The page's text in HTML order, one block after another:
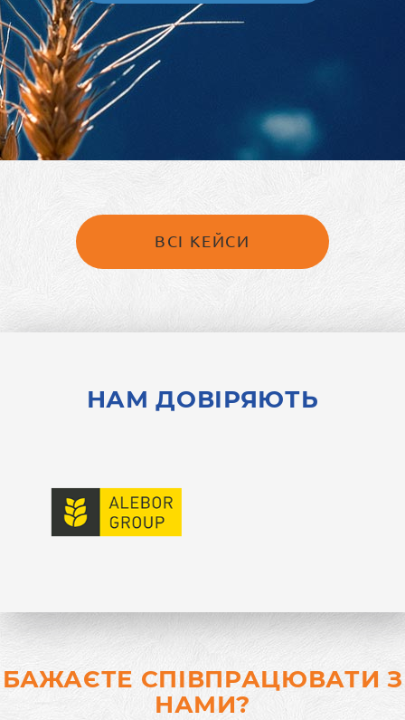
ВСІ КЕЙСИ
НАМ ДОВІРЯЮТЬ
БАЖАЄТЕ СПІВПРАЦЮВАТИ З
НАМИ?